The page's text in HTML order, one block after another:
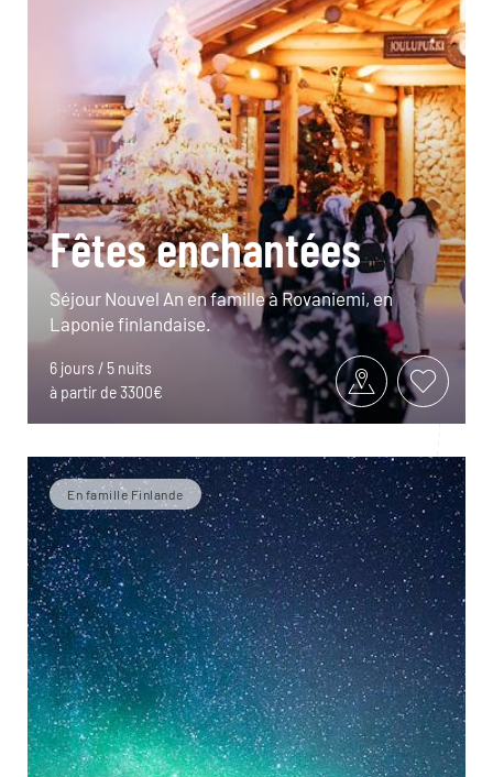
Fêtes enchantées
Séjour Nouvel An en famille à Rovaniemi, en
Laponie finlandaise.
6 jours / 5 nuits
à partir de 3300€
En famille Finlande